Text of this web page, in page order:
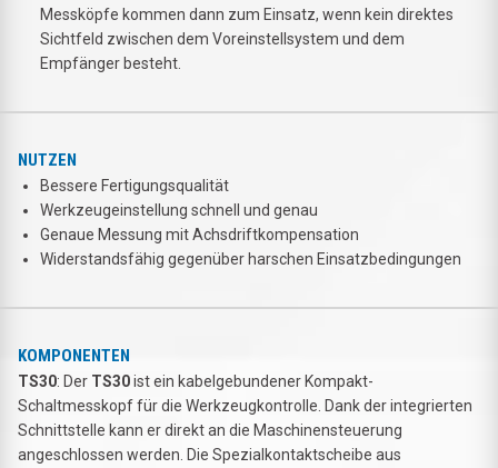
Messköpfe kommen dann zum Einsatz, wenn kein direktes
Sichtfeld zwischen dem Voreinstellsystem und dem
Empfänger besteht.
NUTZEN
Bessere Fertigungsqualität
Werkzeugeinstellung schnell und genau
Genaue Messung mit Achsdriftkompensation
Widerstandsfähig gegenüber harschen Einsatzbedingungen
KOMPONENTEN
TS30: Der TS30ist ein kabelgebundener Kompakt-
Schaltmesskopf für die Werkzeugkontrolle. Dank der integrierten
Schnittstelle kann er direkt an die Maschinensteuerung
angeschlossen werden. Die Spezialkontaktscheibe aus